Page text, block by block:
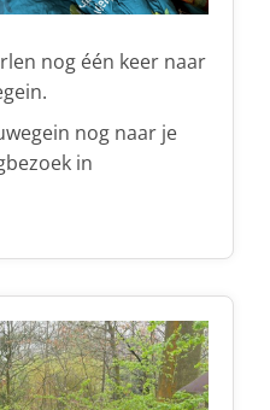
nog één keer naar
nog naar je
in